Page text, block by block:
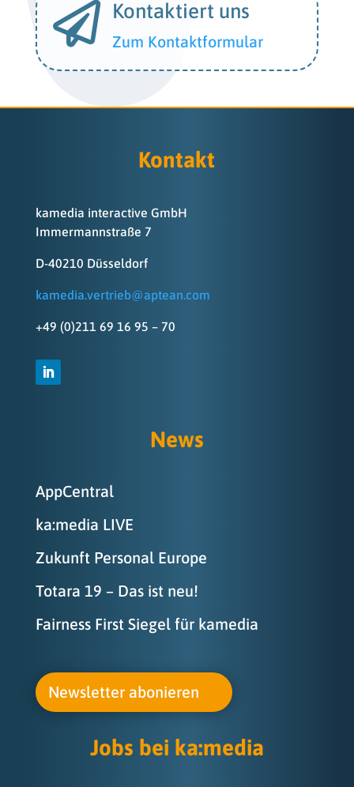
 Kontaktiert uns
Zum Kontaktformular
Kontakt
kamedia interactive GmbH
Immermannstraße 7
D-40210 Düsseldorf
kamedia.vertrieb@aptean.com
+49 (0)211 69 16 95 – 70
News
AppCentral
ka:media LIVE
Zukunft Personal Europe
Totara 19 – Das ist neu!
Fairness First Siegel für kamedia
Newsletter abonieren
Jobs bei ka:media